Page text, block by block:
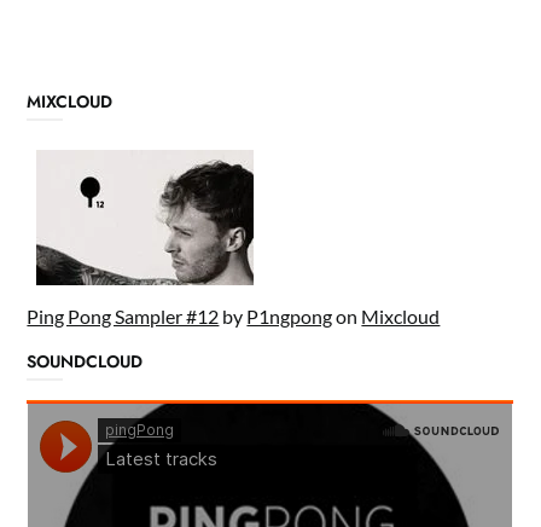
MIXCLOUD
Ping Pong Sampler #12 by P1ngpongon Mixcloud
SOUNDCLOUD